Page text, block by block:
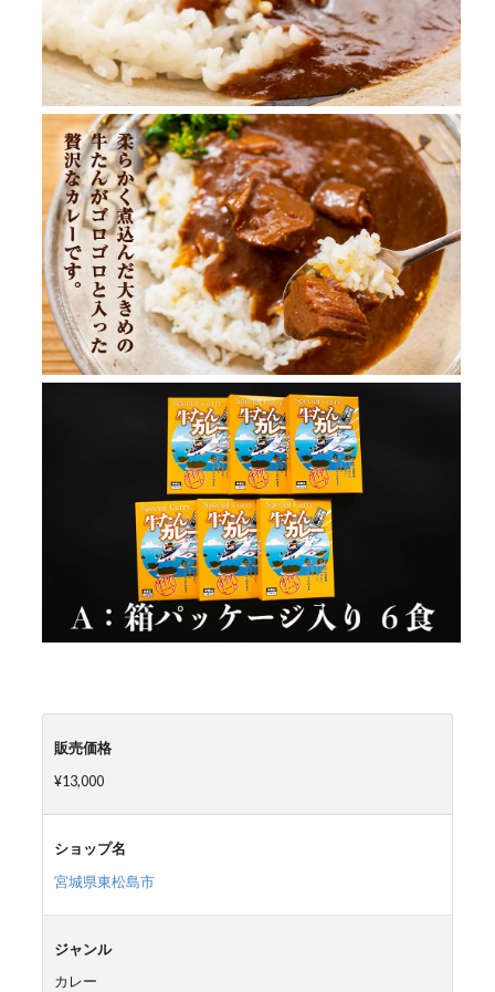
販売価格
¥13,000
ショップ名
宮城県東松島市
ジャンル
カレー